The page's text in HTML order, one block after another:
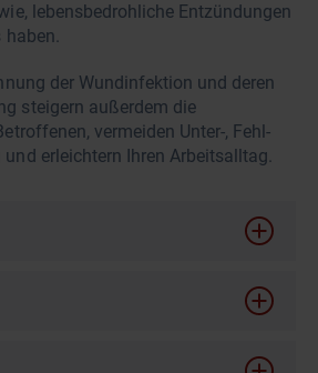
lebensbedrohliche Entzündungen
haben.
der Wundinfektion und deren
steigern außerdem die
vermeiden Unter-, Fehl-
und erleichtern Ihren Arbeitsalltag.